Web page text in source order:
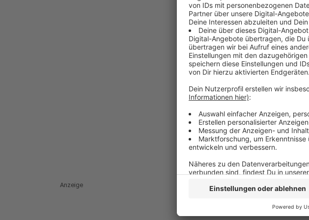
Bei den
mehrmals
Pool auf.
Und auch das
Abends. Der
wären die
Anzeige
Anzeige